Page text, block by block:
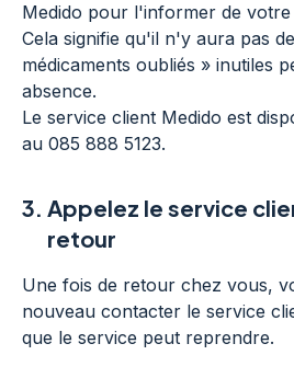
Medido pour l'informer de votre
Cela signifie qu'il n'y aura pas
médicaments oubliés » inutiles
absence.
Le service client Medido est
au 085 888 5123.
3. Appelez le service
retour
Une fois de retour chez vous,
nouveau contacter le service
que le service peut reprendre.